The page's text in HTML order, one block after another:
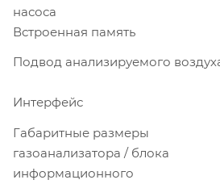
насоса
Встроенная память
Подвод анализируемого
Интерфейс
Габаритные размеры
газоанализатора / блока
информационного